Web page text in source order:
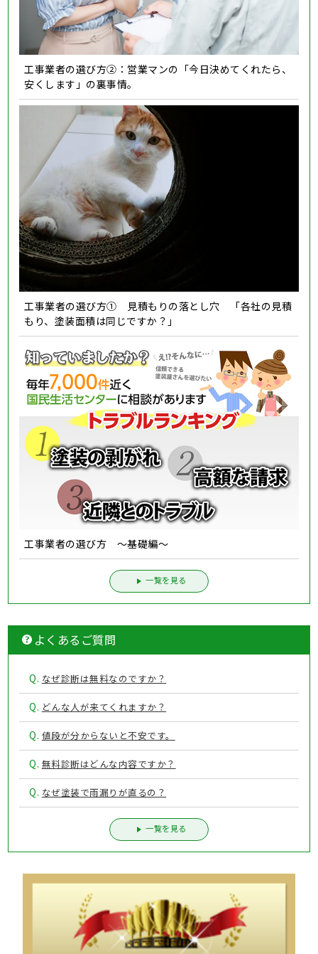
工事業者の選び方②：営業マンの「今日決めてくれたら、
安くします」の裏事情。
工事業者の選び方① 見積もりの落とし穴 「各社の見積
もり、塗装面積は同じですか？」
工事業者の選び方 ～基礎編～
一覧を見る
よくあるご質問
Q. なぜ診断は無料なのですか？
Q. どんな人が来てくれますか？
Q. 値段が分からないと不安です。
Q. 無料診断はどんな内容ですか？
Q. なぜ塗装で雨漏りが直るの？
一覧を見る